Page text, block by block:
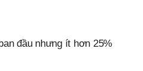
đầu nhưng ít hơn 25%